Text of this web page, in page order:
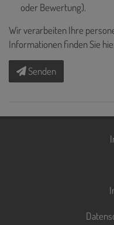
oder Bewertung).
Wir verarbeiten Ihre
Informationen finden Sie
Senden